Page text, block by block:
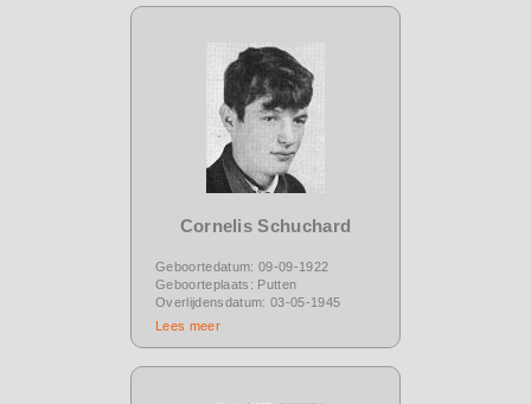
Cornelis Schuchard
Geboortedatum: 09-09-1922
Geboorteplaats: Putten
Overlijdensdatum: 03-05-1945
Lees meer